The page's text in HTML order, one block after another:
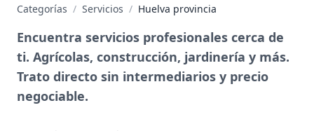
Categorías / Servicios / Huelva provincia
Encuentra servicios profesionales cerca de
ti. Agrícolas, construcción, jardinería y más.
Trato directo sin intermediarios y precio
negociable.